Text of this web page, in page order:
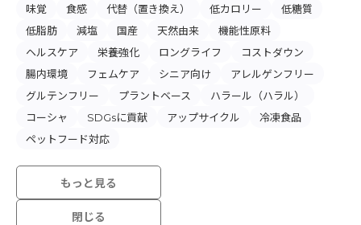
味覚 食感 代替（置き換え） 低カロリー
低糖質
低脂肪
減塩 国産 天然由来
機能性原料
ヘルスケア
栄養強化 ロングライフ
コストダウン
腸内環境
フェムケア シニア向け
アレルゲンフリー
グルテンフリー
プラントベース
ハラール（ハラル）
コーシャ
SDGsに貢献 アップサイクル
冷凍食品
ペットフード対応
もっと見る
閉じる